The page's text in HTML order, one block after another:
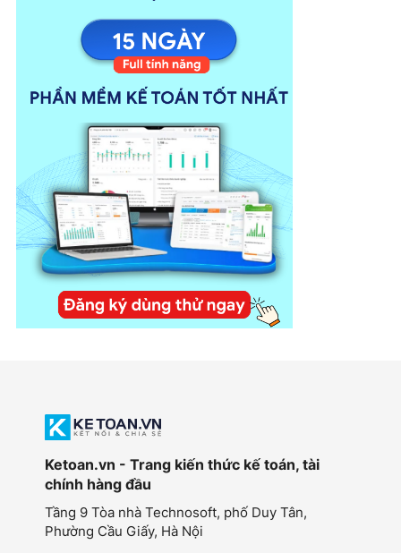
Ketoan.vn - Trang kiến thức kế toán, tài
chính hàng đầu
Tầng 9 Tòa nhà Technosoft, phố Duy Tân,
Phường Cầu Giấy, Hà Nội